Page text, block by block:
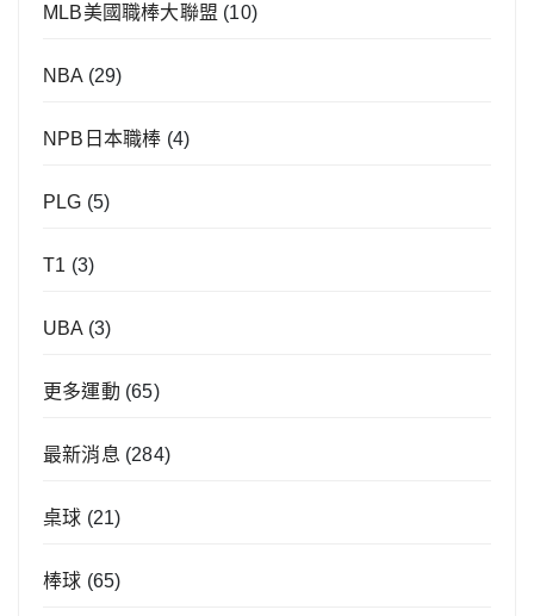
MLB美國職棒大聯盟 (10)
NBA (29)
NPB日本職棒 (4)
PLG (5)
T1 (3)
UBA (3)
更多運動 (65)
最新消息 (284)
桌球 (21)
棒球 (65)